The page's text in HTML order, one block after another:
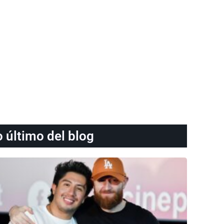
último del blog